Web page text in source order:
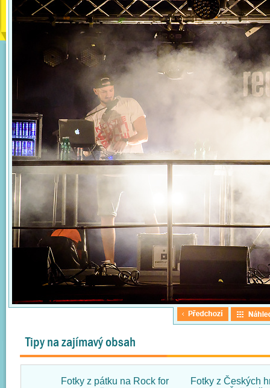
Tipy na zajímavý obsah
Fotky z pátku na Rock for
Fotky z Českých